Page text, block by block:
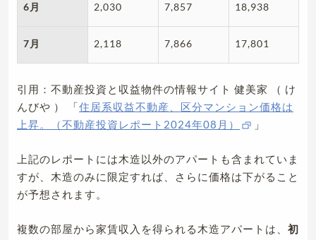
6月 2,030 7,857 18,938
7月 2,118 7,866 17,801
引用：不動産投資と収益物件の情報サイト 健美家 （ け
んびや ） 「住居系収益不動産、区分マンション価格は
上昇。（不動産投資レポート2024年08月）
」
上記のレポートには木造以外のアパートも含まれていま
すが、木造のみに限定すれば、さらに価格は下がること
が予想されます。
複数の部屋から家賃収入を得られる木造アパートは、 初